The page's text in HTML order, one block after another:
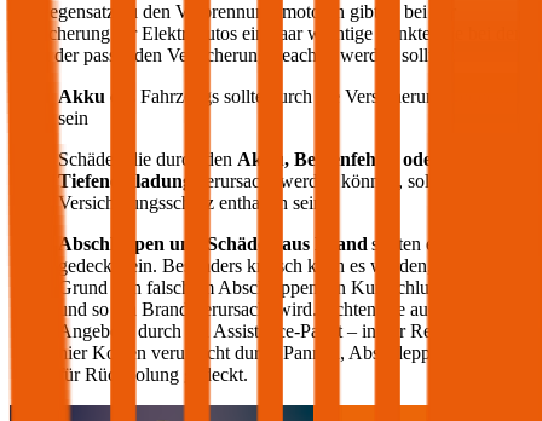
Im Gegensatz zu den Verbrennungsmotoren gibt es bei der
Versicherung für Elektroautos ein paar wichtige Punkte, die bei der
Wahl der passenden Versicherung beachtet werden sollten:
Akku des Fahrzeugs sollte durch die Versicherung gedeckt
sein
Schäden die durch den Akku, Bedienfehler oder
Tiefenentladung
verursacht werden können, sollten im
Versicherungsschutz enthalten sein
Abschleppen und Schäden aus Brand sollten ebenfalls
gedeckt sein. Besonders kritisch kann es werden, wenn auf
Grund von falschem Abschleppen ein Kurzschluss entsteht
und so ein Brand verursacht wird. Achten Sie auch auf die
Angebote durch ein Assistance-Paket – in der Regel werden
hier Kosten verursacht durch Pannen, Abschleppen oder auch
für Rückholung gedeckt.